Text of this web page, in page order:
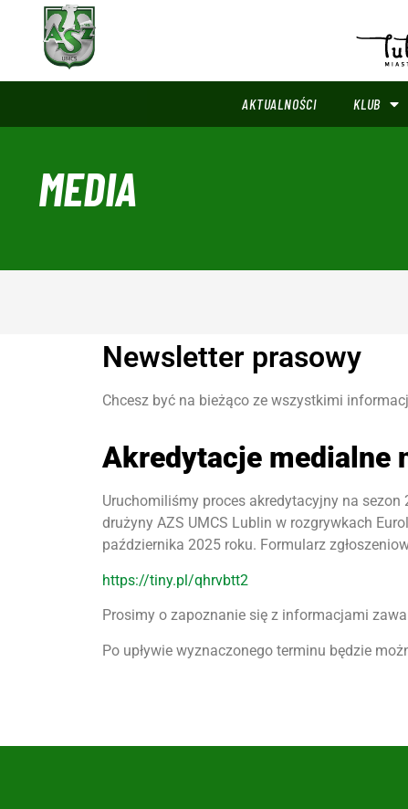
AKTUALNOŚCI KLUB
MEDIA
Newsletter prasowy
Chcesz być na bieżąco ze wszystkimi
Akredytacje medialne
Uruchomiliśmy proces akredytacyjny na
drużyny AZS UMCS Lublin w rozgrywkach
października 2025 roku. Formularz
https://tiny.pl/qhrvbtt2
Prosimy o zapoznanie się z informacjami
Po upływie wyznaczonego terminu będzie